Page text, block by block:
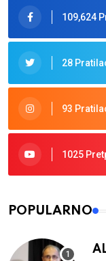
109,624
28
93
1025
POPULARNO